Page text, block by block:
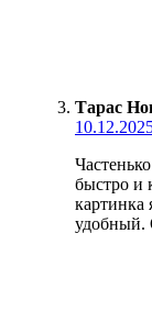
Тарас
быстро и
картинка
удобный.